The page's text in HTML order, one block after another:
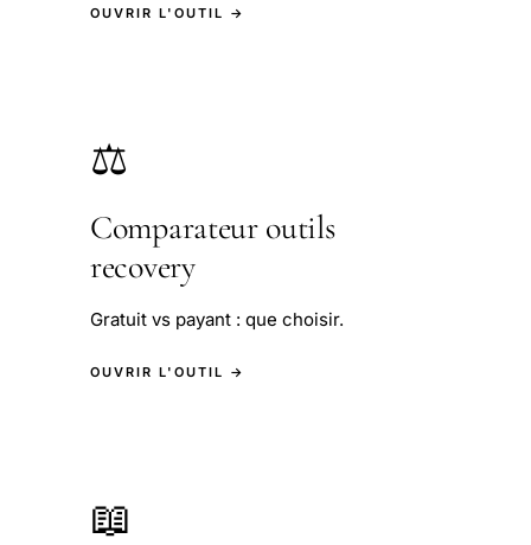
OUVRIR L'OUTIL →
⚖️
Comparateur outils
recovery
Gratuit vs payant : que choisir.
OUVRIR L'OUTIL →
📖